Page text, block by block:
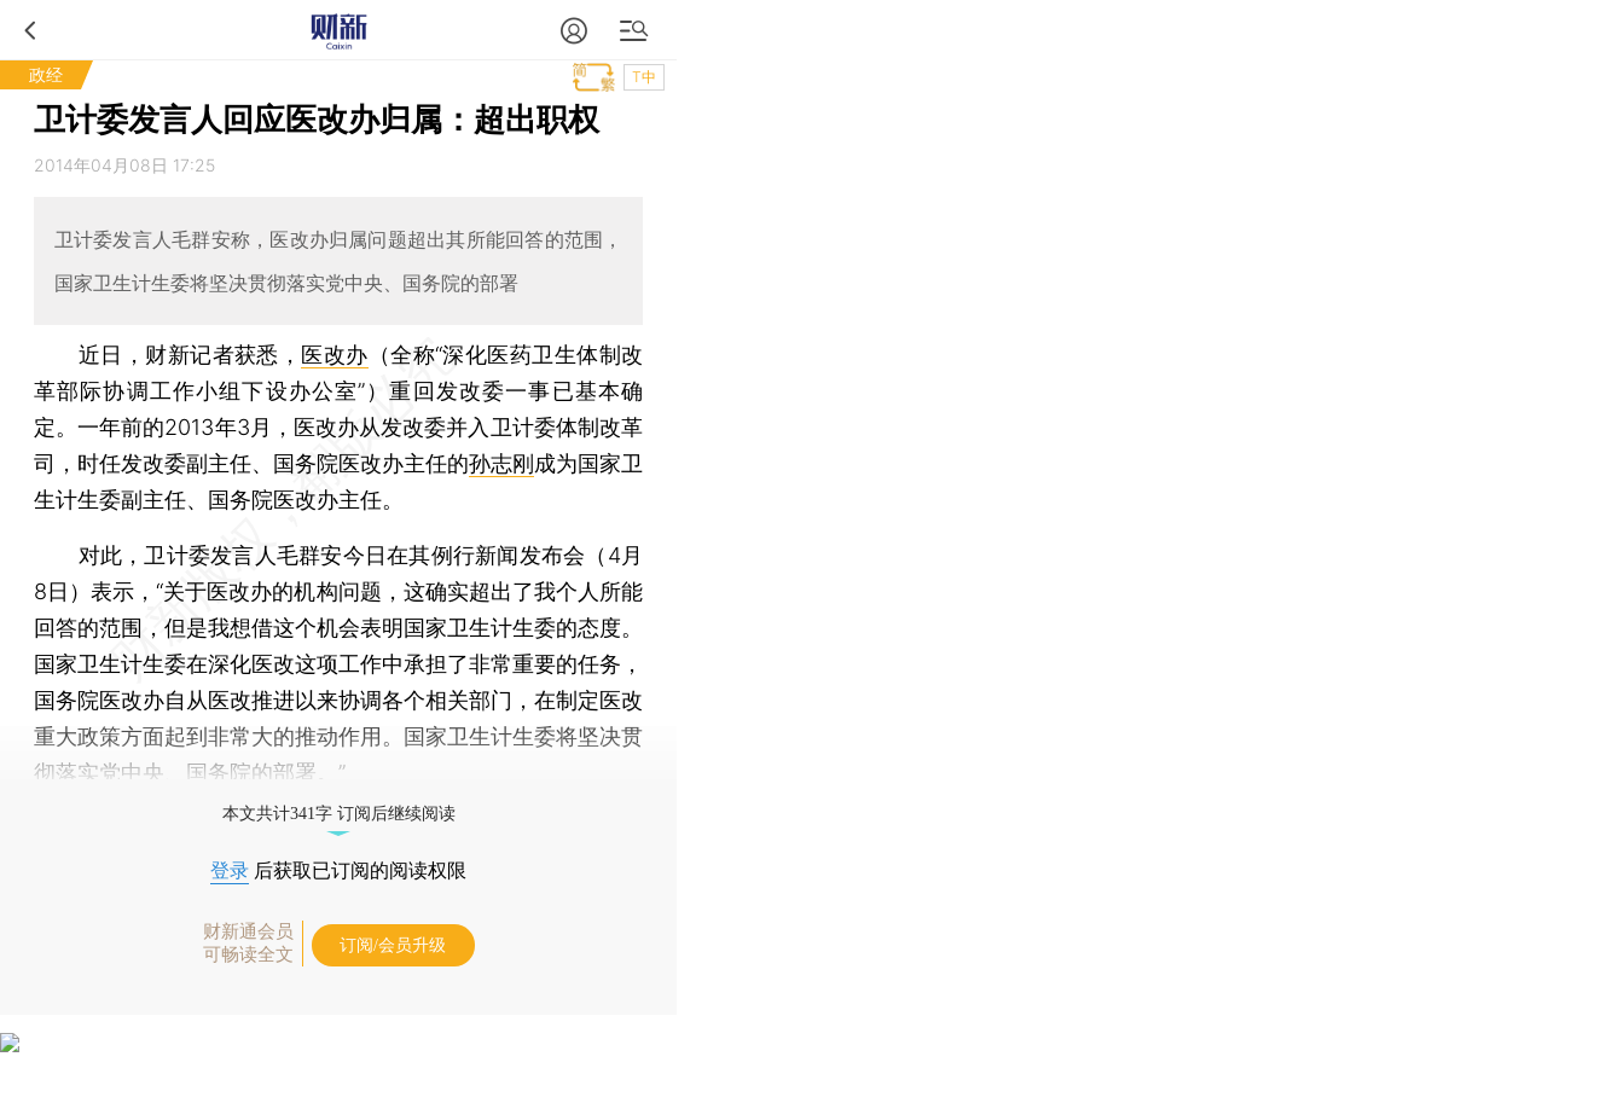
政经 T中
卫计委发言人回应医改办归属：超出职权
2014年04月08日 17:25
卫计委发言人毛群安称，医改办归属问题超出其所能回答的范围，
国家卫生计生委将坚决贯彻落实党中央、国务院的部署
近日，财新记者获悉， 医改办 （全称“深化医药卫生体制改
革部际协调工作小组下设办公室”）重回发改委一事已基本确
定。一年前的2013年3月，医改办从发改委并入卫计委体制改革
司，时任发改委副主任、国务院医改办主任的孙志刚成为国家卫
生计生委副主任、国务院医改办主任。
对此，卫计委发言人毛群安今日在其例行新闻发布会（4月
8日）表示，“关于医改办的机构问题，这确实超出了我个人所能
回答的范围，但是我想借这个机会表明国家卫生计生委的态度。
国家卫生计生委在深化医改这项工作中承担了非常重要的任务，
国务院医改办自从医改推进以来协调各个相关部门，在制定医改
重大政策方面起到非常大的推动作用。国家卫生计生委将坚决贯
彻落实党中央、国务院的部署。”
本文共计341字 订阅后继续阅读
登录 后获取已订阅的阅读权限
财新通会员
可畅读全文
订阅/会员升级